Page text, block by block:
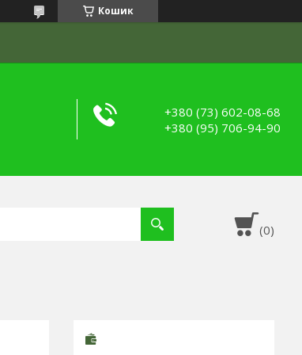
Кошик
+380 (73) 602-08-68
+380 (95) 706-94-90